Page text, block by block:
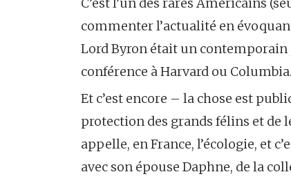
C’est l’un des rares Américains
commenter l’actualité en
Lord Byron était un contemporain
conférence à Harvard ou Columbia.
Et c’est encore – la chose est
protection des grands félins et de
appelle, en France, l’écologie, et
avec son épouse Daphne, de la